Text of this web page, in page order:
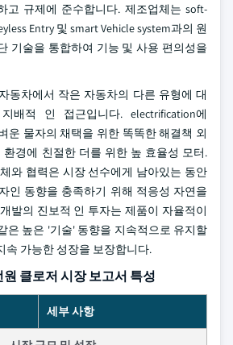
고 규제에 준수합니다. 제조업체는 soft-
Entry 및 smart Vehicle system과의 원
기술을 통합하여 기능 및 사용 편의성을
동차에서 작은 자동차의 다른 유형에 대
배적 인 접근입니다. electrification에
운 물자의 채택을 위한 똑똑한 해결책 외
경에 친절한 더를 위한 높 효율성 모터.
와 협력은 시장 선수에게 남아있는 동안
인 동향을 충족하기 위해 적응성 자연을
발의 진보적 인 투자는 제품이 자율적이
은 높은 '기술' 동향을 지속적으로 유지할
속 가능한 성장을 보장합니다.
클로저 시장 보고서 특성
세부 사항